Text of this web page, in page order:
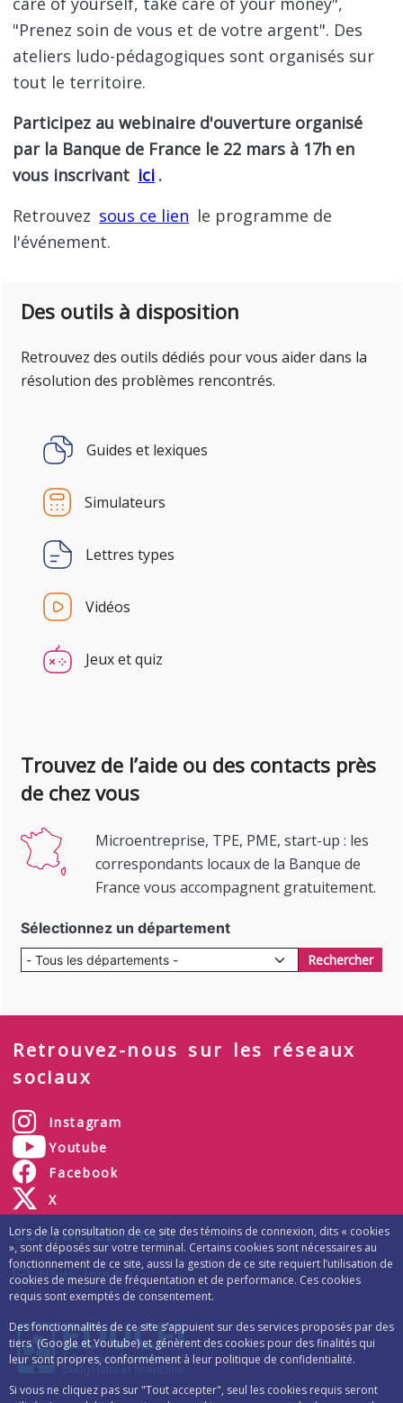
Lors de la consultation de ce site des témoins de connexion, dits « cookies
», sont déposés sur votre terminal. Certains cookies sont nécessaires au
fonctionnement de ce site, aussi la gestion de ce site requiert l’utilisation de
cookies de mesure de fréquentation et de performance. Ces cookies
requis sont exemptés de consentement.
Des fonctionnalités de ce site s’appuient sur des services proposés par des
tiers (Google et Youtube) et génèrent des cookies pour des finalités qui
leur sont propres, conformément à leur politique de confidentialité.
Si vous ne cliquez pas sur "Tout accepter", seul les cookies requis seront
"Prenez soin de vous et de votre argent". Des
ateliers ludo-pédagogiques sont organisés sur
tout le territoire.
Participez au webinaire d'ouverture organisé
par la Banque de France le 22 mars à 17h en
vous inscrivant ici .
Retrouvez sous ce lien le programme de
l'événement.
Des outils à disposition
Retrouvez des outils dédiés pour vous aider dans la
résolution des problèmes rencontrés.
Guides et lexiques
Simulateurs
Lettres types
Vidéos
Jeux et quiz
Trouvez de l’aide ou des contacts près
de chez vous
Microentreprise, TPE, PME, start-up : les
correspondants locaux de la Banque de
France vous accompagnent gratuitement.
Sélectionnez un département
Rechercher
Retrouvez-nous sur les réseaux
sociaux
Instagram
Youtube
Facebook
X
Contactez-nous
Nous joindre